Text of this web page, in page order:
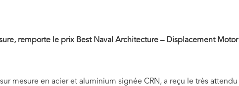
remporte le prix Best Naval Architecture – Displacement Motor
mesure en acier et aluminium signée CRN, a reçu le très attendu